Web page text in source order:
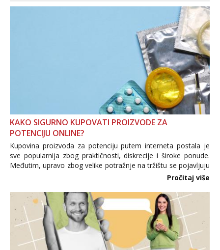
KAKO SIGURNO KUPOVATI PROIZVODE ZA
POTENCIJU ONLINE?
Kupovina proizvoda za potenciju putem interneta postala je
sve popularnija zbog praktičnosti, diskrecije i široke ponude.
Međutim, upravo zbog velike potražnje na tržištu se pojavljuju
i brojni krivotvoreni proizvodi, nepouzdane internetske
Pročitaj više